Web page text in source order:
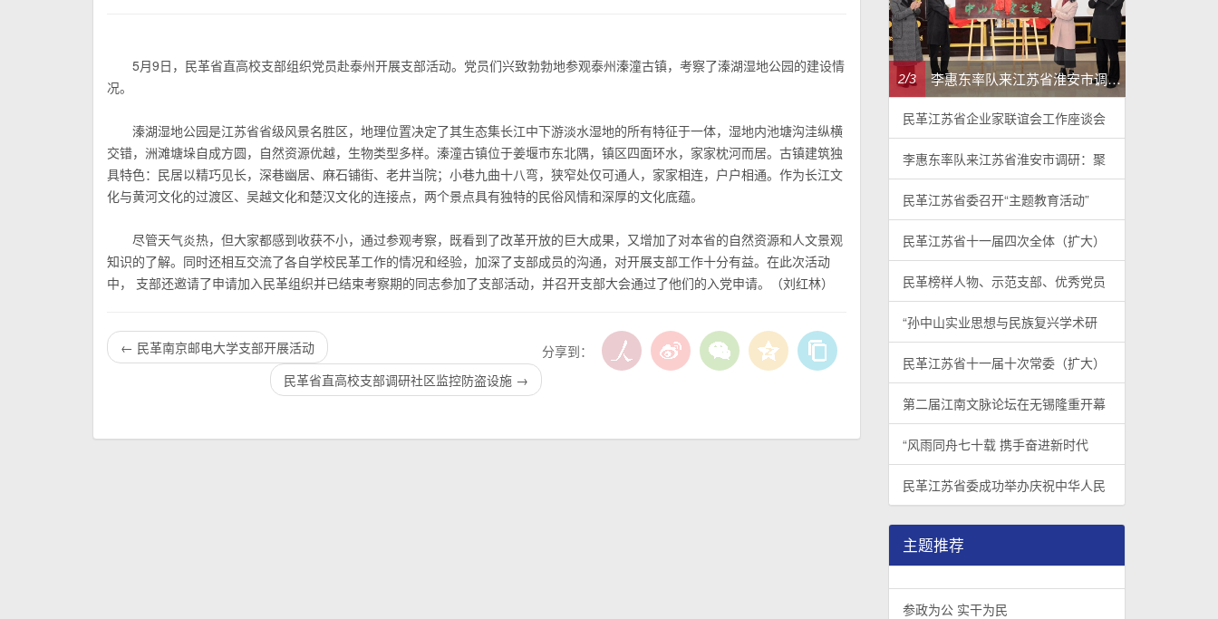
5月9日，民革省直高校支部组织党员赴泰州开展支部活动。党员们兴致勃勃地参观泰州溱潼古镇，考察了溱湖湿地公园的建设情
况。
溱湖湿地公园是江苏省省级风景名胜区，地理位置决定了其生态集长江中下游淡水湿地的所有特征于一体，湿地内池塘沟洼纵横
交错，洲滩塘垛自成方圆，自然资源优越，生物类型多样。溱潼古镇位于姜堰市东北隅，镇区四面环水，家家枕河而居。古镇建筑独
具特色：民居以精巧见长，深巷幽居、麻石铺街、老井当院；小巷九曲十八弯，狭窄处仅可通人，家家相连，户户相通。作为长江文
化与黄河文化的过渡区、吴越文化和楚汉文化的连接点，两个景点具有独特的民俗风情和深厚的文化底蕴。
尽管天气炎热，但大家都感到收获不小，通过参观考察，既看到了改革开放的巨大成果，又增加了对本省的自然资源和人文景观
知识的了解。同时还相互交流了各自学校民革工作的情况和经验，加深了支部成员的沟通，对开展支部工作十分有益。在此次活动
中， 支部还邀请了申请加入民革组织并已结束考察期的同志参加了支部活动，并召开支部大会通过了他们的入党申请。（刘红林）
分享到：
← 民革南京邮电大学支部开展活动
民革省直高校支部调研社区监控防盗设施 →
李惠东率队来江苏省淮安市调研：聚焦民革党员之家建设管理、学龄前儿童爱国主义教育
2/3
民革江苏省企业家联谊会工作座谈会
李惠东率队来江苏省淮安市调研：聚
民革江苏省委召开“主题教育活动”
民革江苏省十一届四次全体（扩大）
民革榜样人物、示范支部、优秀党员
“孙中山实业思想与民族复兴学术研
民革江苏省十一届十次常委（扩大）
第二届江南文脉论坛在无锡隆重开幕
“风雨同舟七十载 携手奋进新时代
民革江苏省委成功举办庆祝中华人民
主题推荐
参政为公 实干为民